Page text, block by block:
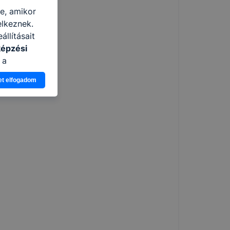
amikor
hogyan
Önnek
k
által
elfogadom